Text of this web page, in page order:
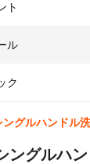
ト
ル
ク
グルハンドル
ングルハ